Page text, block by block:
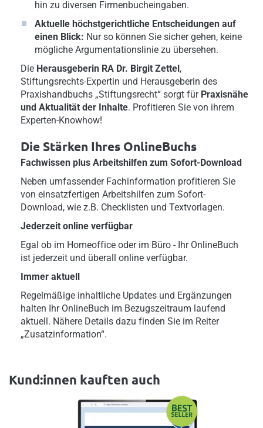
hin zu diversen Firmenbucheingaben.
Aktuelle höchstgerichtliche Entscheidungen auf
einen Blick: Nur so können Sie sicher gehen, keine
mögliche Argumentationslinie zu übersehen.
Die Herausgeberin RA Dr. Birgit Zettel,
Stiftungsrechts-Expertin und Herausgeberin des
Praxishandbuchs „Stiftungsrecht“ sorgt für Praxisnähe
und Aktualität der Inhalte. Profitieren Sie von ihrem
Experten-Knowhow!
Die Stärken Ihres OnlineBuchs
Fachwissen plus Arbeitshilfen zum Sofort-Download
Neben umfassender Fachinformation profitieren Sie
von einsatzfertigen Arbeitshilfen zum Sofort-
Download, wie z.B. Checklisten und Textvorlagen.
Jederzeit online verfügbar
Egal ob im Homeoffice oder im Büro - Ihr OnlineBuch
ist jederzeit und überall online verfügbar.
Immer aktuell
Regelmäßige inhaltliche Updates und Ergänzungen
halten Ihr OnlineBuch im Bezugszeitraum laufend
aktuell. Nähere Details dazu finden Sie im Reiter
„Zusatzinformation“.
Kund:innen kauften auch